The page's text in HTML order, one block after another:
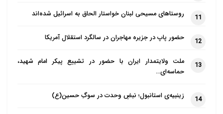
11 روستاهای مسیحی لبنان خواستار الحاق به اسرائیل شده‌اند
12 حضور پاپ در جزیره مهاجران در سالگرد استقلال آمریکا
13
ملت ولایتمدار ایران با حضور در تشییع پیکر امام شهید،
حماسه‌ای…
14 زینبیه‌ی استانبول؛ نبضِ وحدت در سوگِ حسین(ع)